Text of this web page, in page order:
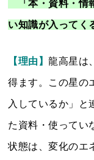
「本・資料・情
い知識が入って
【理由】龍高星は
得ます。この星の
入しているか」と
た資料・使ってい
状態は、変化のエ